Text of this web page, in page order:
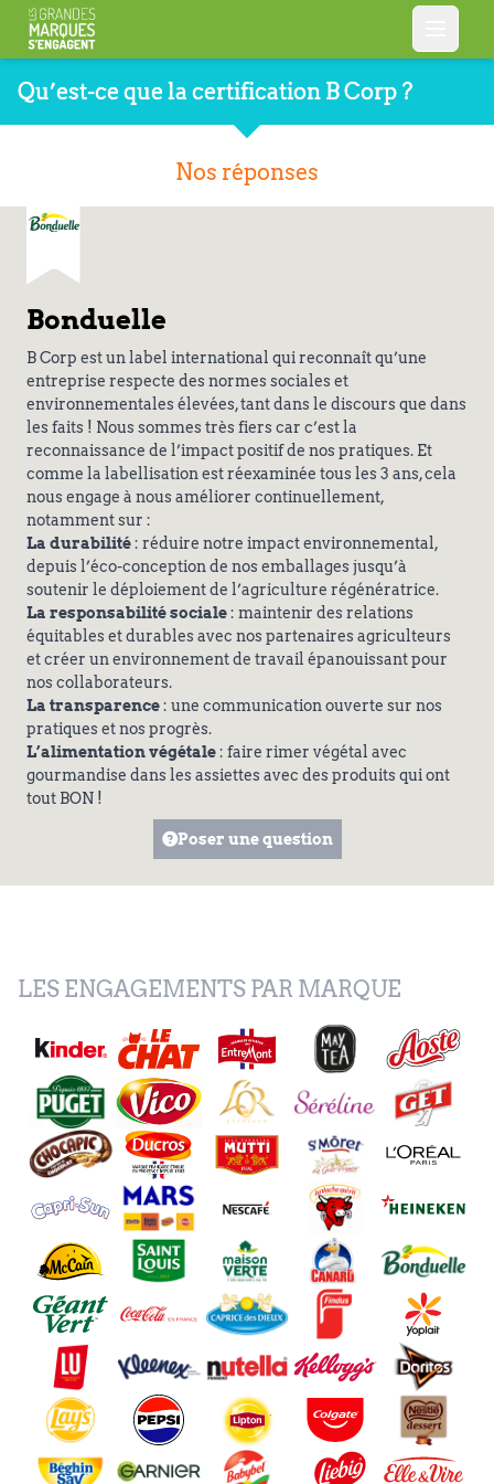
Qu’est-ce que la certification B Corp ?
Nos réponses
Bonduelle
B Corp est un label international qui reconnaît qu’une
entreprise respecte des normes sociales et
environnementales élevées, tant dans le discours que dans
les faits ! Nous sommes très fiers car c’est la
reconnaissance de l’impact positif de nos pratiques. Et
comme la labellisation est réexaminée tous les 3 ans, cela
nous engage à nous améliorer continuellement,
notamment sur :
La durabilité: réduire notre impact environnemental,
depuis l’éco-conception de nos emballages jusqu’à
soutenir le déploiement de l’agriculture régénératrice.
La responsabilité sociale: maintenir des relations
équitables et durables avec nos partenaires agriculteurs
et créer un environnement de travail épanouissant pour
nos collaborateurs.
La transparence: une communication ouverte sur nos
pratiques et nos progrès.
L’alimentation végétale: faire rimer végétal avec
gourmandise dans les assiettes avec des produits qui ont
tout BON !
Poser une question
LES ENGAGEMENTS PAR MARQUE